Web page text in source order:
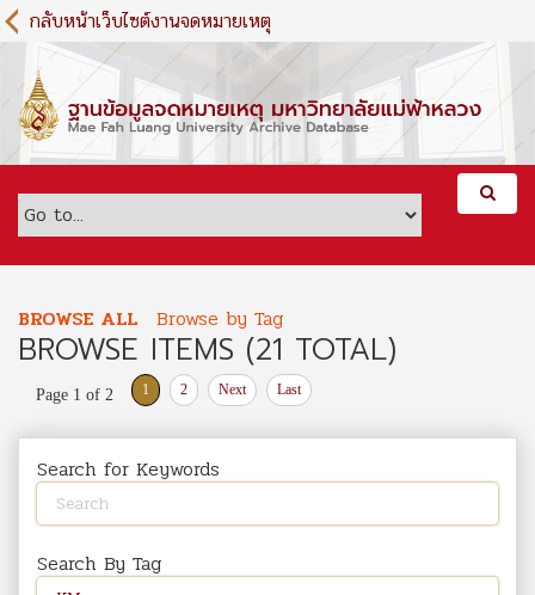
S
k
m
c
กลับหน้าเว็บไซต์งานจดหมายเหตุ
BROWSE ALL Browse by Tag
BROWSE ITEMS (21 TOTAL)
Page 1 of 2 1 2 Next Last
Search for Keywords
Search By Tag